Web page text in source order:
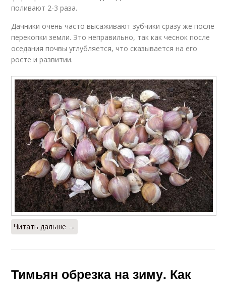
поливают 2-3 раза.
Дачники очень часто высаживают зубчики сразу же после
перекопки земли. Это неправильно, так как чеснок после
оседания почвы углубляется, что сказывается на его
росте и развитии.
Читать дальше →
Тимьян обрезка на зиму. Как